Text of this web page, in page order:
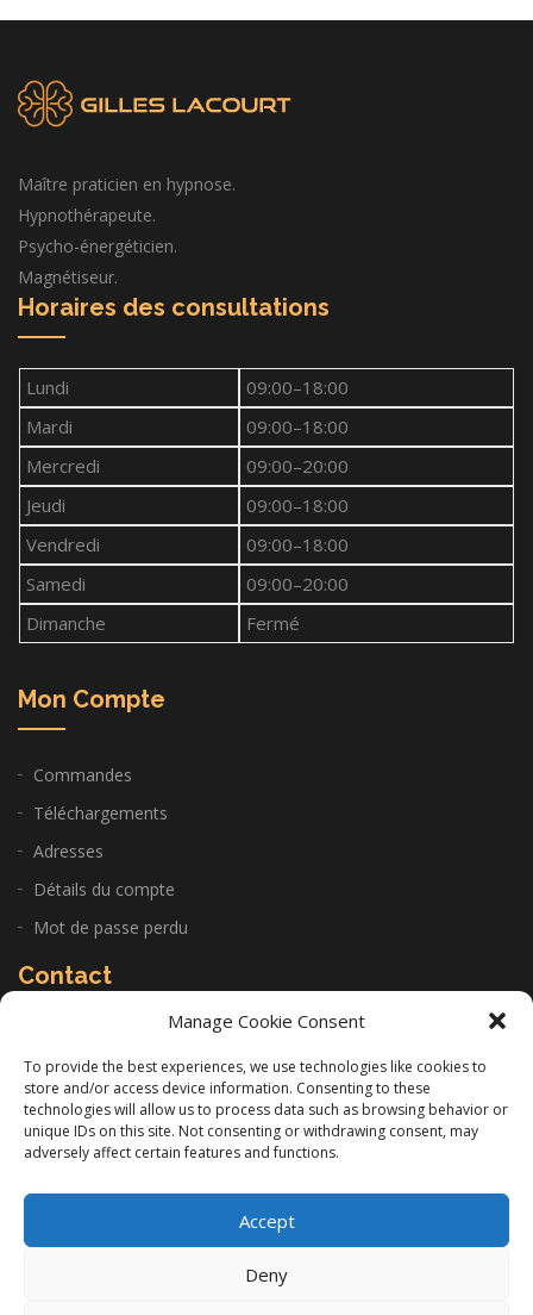
Manage Cookie Consent
To provide the best experiences, we use technologies like cookies to
store and/or access device information. Consenting to these
technologies will allow us to process data such as browsing behavior or
unique IDs on this site. Not consenting or withdrawing consent, may
adversely affect certain features and functions.
Accept
Deny
Maître praticien en hypnose.
Hypnothérapeute.
Psycho-énergéticien.
Magnétiseur.
Horaires des consultations
Lundi
09:00–18:00
Mardi
09:00–18:00
Mercredi
09:00–20:00
Jeudi
09:00–18:00
Vendredi
09:00–18:00
Samedi
09:00–20:00
Dimanche
Fermé
Mon Compte
Commandes
Téléchargements
Adresses
Détails du compte
Mot de passe perdu
Contact
06 11 14 97 26
infos@gilles-lacourt.com
Copyright © Gilles Lacourt 2020. Tous Droits Réservés. |
Mentions Légales